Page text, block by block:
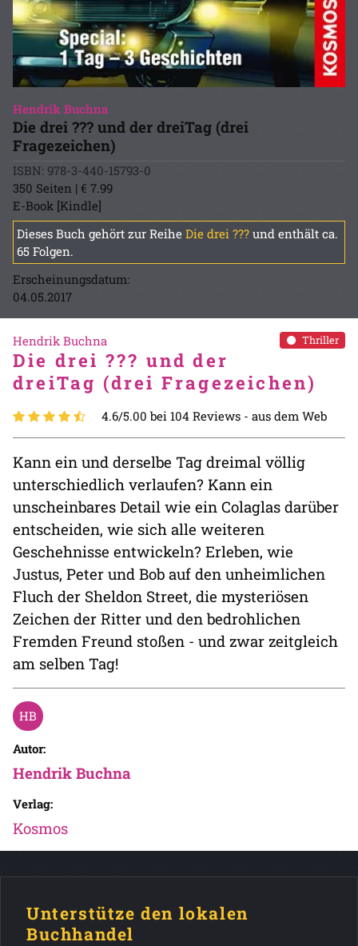
Hendrik Buchna
Die drei ??? und der dreiTag (drei
Fragezeichen)
ISBN: 978-3-440-15793-0
350 Seiten | € 7.99
E-Book [Kindle]
Dieses Buch gehört zur Reihe Die drei ??? und enthält ca.
65 Folgen.
Erscheinungsdatum:
04.05.2017
Thriller
Hendrik Buchna
Die drei ??? und der
dreiTag (drei Fragezeichen)
4.6/5.00 bei 104 Reviews - aus dem Web
Kann ein und derselbe Tag dreimal völlig
unterschiedlich verlaufen? Kann ein
unscheinbares Detail wie ein Colaglas darüber
entscheiden, wie sich alle weiteren
Geschehnisse entwickeln? Erleben, wie
Justus, Peter und Bob auf den unheimlichen
Fluch der Sheldon Street, die mysteriösen
Zeichen der Ritter und den bedrohlichen
Fremden Freund stoßen - und zwar zeitgleich
am selben Tag!
Autor:
Hendrik Buchna
Verlag:
Kosmos
Unterstütze den lokalen
Buchhandel